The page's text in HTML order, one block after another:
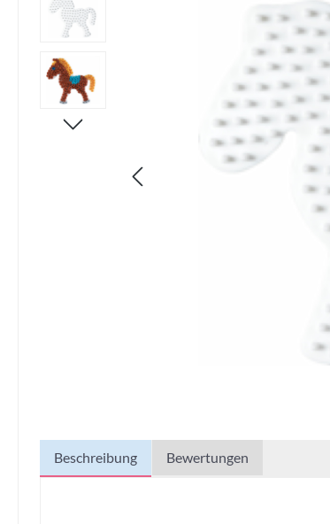
Beschreibung Bewertungen